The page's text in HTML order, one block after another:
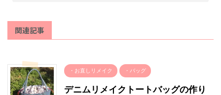
関連記事
・お直しリメイク ・バッグ
デニムリメイクトートバッグの作り